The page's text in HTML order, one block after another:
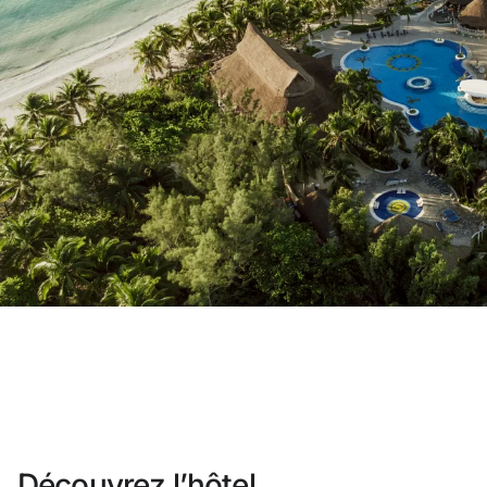
Vous n'êtes pas encore inscrit ?
Créer un
Profitez des avantages du
Meilleur prix garanti
Annulation gratuite